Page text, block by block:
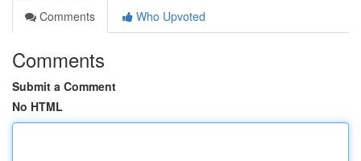
Comments
Who Upvoted
Comments
Submit a Comment
No HTML